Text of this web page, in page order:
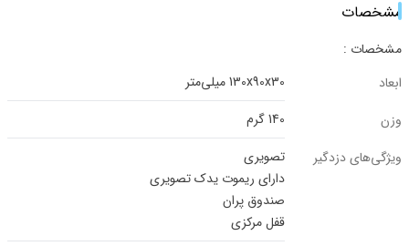
مشخصات
مشخصات :
ابعاد
130x90x30 میلی‌متر
وزن
140 گرم
ویژگی‌های دزدگیر
تصویری
دارای ریموت یدک تصویری
صندوق پران
قفل مرکزی